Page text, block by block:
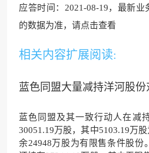
应答时间：2021-08-19，最新
的数据为准，请点击查看
相关内容扩展阅读:
蓝色同盟大量减持洋河股
蓝色同盟及其一致行动人在减
30051.19万股，其中5103.19万
余24948万股为有限售条件股份